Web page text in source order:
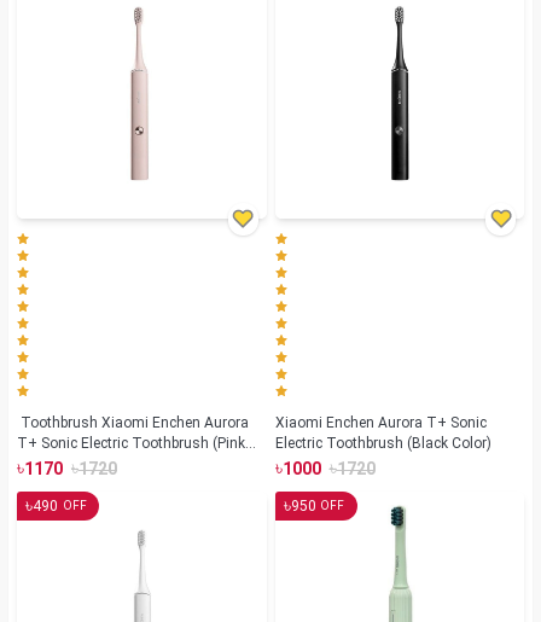
Toothbrush Xiaomi Enchen Aurora
T+ Sonic Electric Toothbrush (Pink
Color)
৳1170 ৳1720
Xiaomi Enchen Aurora T+ Sonic
Electric Toothbrush (Black Color)
৳1000 ৳1720
৳490 OFF ৳950 OFF